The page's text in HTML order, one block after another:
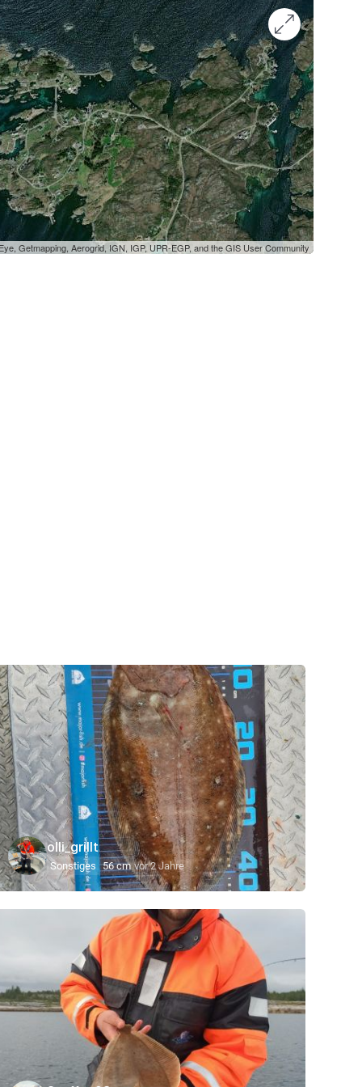
Getmapping, Aerogrid, IGN, IGP, UPR-EGP, and the GIS User Community
olli_grillt
Sonstiges 56 cm vor 2 Jahre